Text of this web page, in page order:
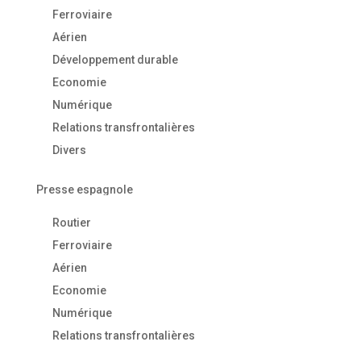
Ferroviaire
Aérien
Développement durable
Economie
Numérique
Relations transfrontalières
Divers
Presse espagnole
Routier
Ferroviaire
Aérien
Economie
Numérique
Relations transfrontalières